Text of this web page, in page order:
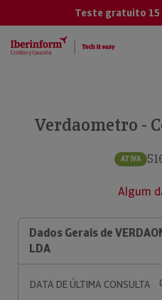
Teste gratuito 15
Verdaometro -
ATIVA
Algum
Dados Gerais de
LDA
DATA DE ÚLTIMA CONSULTA